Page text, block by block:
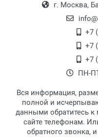
Ширина линзы:
Ширина мостика:
Тип оправы:
Тип дужки:
Материал линзы:
Материал оправы:
наличными
выдачи товара.
Перечисление
18:00, по
офисе по
второй этаж,
После того,
выдачи, наш
клиентом и
товара.
Для
обязательно
Заказ
рабочих дней
г. Москва,
+7
+7
+7
ПН-
Вся информация,
полной и
данными обратитесь
сайте телефонам.
обратного звонка,